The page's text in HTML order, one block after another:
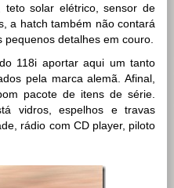
solar elétrico, sensor de
a hatch também não contará
detalhes em couro.
118i aportar aqui um tanto
pela marca alemã. Afinal,
pacote de itens de série.
vidros, espelhos e travas
rádio com CD player, piloto